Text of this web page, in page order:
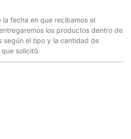
la fecha en que recibamos el
los productos dentro de
según el tipo y la cantidad de
solicitó.